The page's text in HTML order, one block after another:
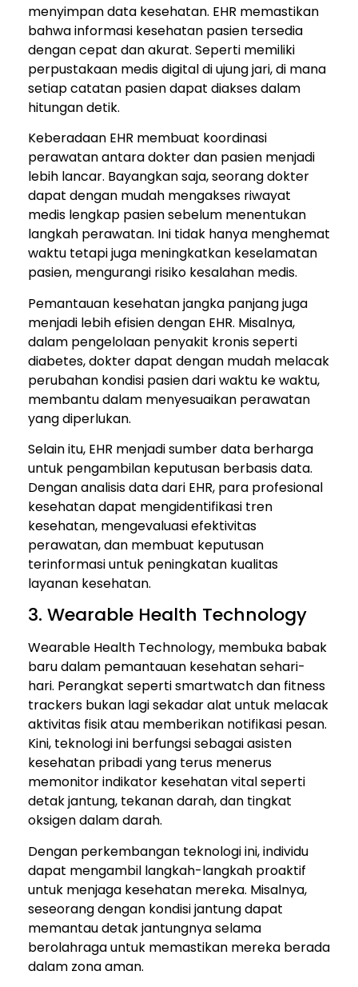
menyimpan data kesehatan. EHR memastikan
bahwa informasi kesehatan pasien tersedia
dengan cepat dan akurat. Seperti memiliki
perpustakaan medis digital di ujung jari, di mana
setiap catatan pasien dapat diakses dalam
hitungan detik.
Keberadaan EHR membuat koordinasi
perawatan antara dokter dan pasien menjadi
lebih lancar. Bayangkan saja, seorang dokter
dapat dengan mudah mengakses riwayat
medis lengkap pasien sebelum menentukan
langkah perawatan. Ini tidak hanya menghemat
waktu tetapi juga meningkatkan keselamatan
pasien, mengurangi risiko kesalahan medis.
Pemantauan kesehatan jangka panjang juga
menjadi lebih efisien dengan EHR. Misalnya,
dalam pengelolaan penyakit kronis seperti
diabetes, dokter dapat dengan mudah melacak
perubahan kondisi pasien dari waktu ke waktu,
membantu dalam menyesuaikan perawatan
yang diperlukan.
Selain itu, EHR menjadi sumber data berharga
untuk pengambilan keputusan berbasis data.
Dengan analisis data dari EHR, para profesional
kesehatan dapat mengidentifikasi tren
kesehatan, mengevaluasi efektivitas
perawatan, dan membuat keputusan
terinformasi untuk peningkatan kualitas
layanan kesehatan.
3. Wearable Health Technology
Wearable Health Technology, membuka babak
baru dalam pemantauan kesehatan sehari-
hari. Perangkat seperti smartwatch dan fitness
trackers bukan lagi sekadar alat untuk melacak
aktivitas fisik atau memberikan notifikasi pesan.
Kini, teknologi ini berfungsi sebagai asisten
kesehatan pribadi yang terus menerus
memonitor indikator kesehatan vital seperti
detak jantung, tekanan darah, dan tingkat
oksigen dalam darah.
Dengan perkembangan teknologi ini, individu
dapat mengambil langkah-langkah proaktif
untuk menjaga kesehatan mereka. Misalnya,
seseorang dengan kondisi jantung dapat
memantau detak jantungnya selama
berolahraga untuk memastikan mereka berada
dalam zona aman.